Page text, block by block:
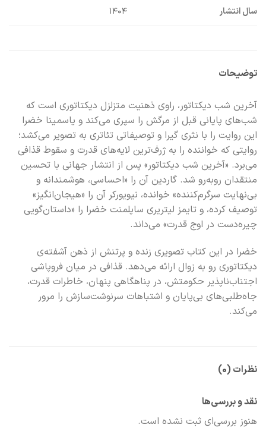
سال انتشار ۱۴۰۴
توضیحات
آخرین شب دیکتاتور، راوی ذهنیت متزلزل دیکتاتوری است که
شب‌های پایانی قبل از مرگش را سپری می‌کند و یاسمینا خضرا
این روایت را با نثری گیرا و توصیفاتی تئاتری به تصویر می‌کشد؛
روایتی که خواننده را به ژرف‌ترین لایه‌های قدرت و سقوط قذافی
می‌برد. «آخرین شب دیکتاتور» پس از انتشار جهانی با تحسین
منتقدان روبه‌رو شد. گاردین آن را «احساسی، هوشمندانه و
بی‌نهایت سرگرم‌کننده» خوانده، نیویورکر آن را «هیجان‌انگیز»
توصیف کرده، و تایمز لیتریری ساپلمنت خضرا را «داستان‌گویی
چیره‌دست در اوج قدرت» می‌داند.
خضرا در این کتاب تصویری زنده و پرتنش از ذهن آشفته‌ی
دیکتاتوری رو به زوال ارائه می‌دهد. قذافی در میان فروپاشی
اجتناب‌ناپذیر حکومتش، در پناهگاهی پنهان، خاطرات قدرت،
جاه‌طلبی‌های بی‌پایان و اشتباهات سرنوشت‌سازش را مرور
می‌کند.
نظرات (0)
نقد و بررسی‌ها
هنوز بررسی‌ای ثبت نشده است.